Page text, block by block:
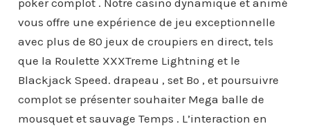
poker complot . Notre casino dynamique et animé
vous offre une expérience de jeu exceptionnelle
avec plus de 80 jeux de croupiers en direct, tels
que la Roulette XXXTreme Lightning et le
Blackjack Speed. drapeau , set Bo , et poursuivre
complot se présenter souhaiter Mega balle de
mousquet et sauvage Temps . L’interaction en